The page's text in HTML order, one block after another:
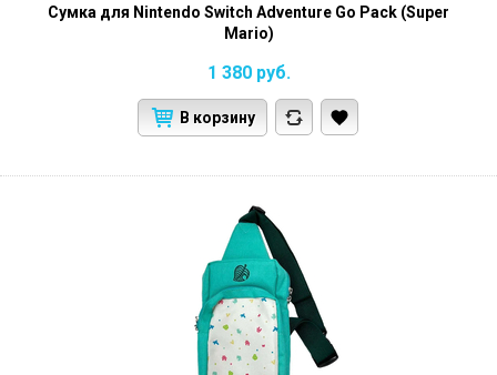
Сумка для Nintendo Switch Adventure Go Pack (Super
Mario)
1 380 руб.
В корзину